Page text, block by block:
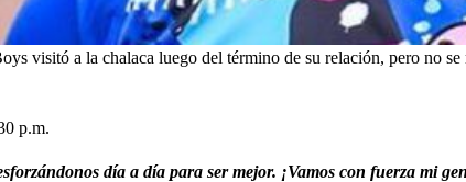
visitó a la chalaca luego del término de su relación, pero no
p.m.
día a día para ser mejor. ¡Vamos con fuerza mi